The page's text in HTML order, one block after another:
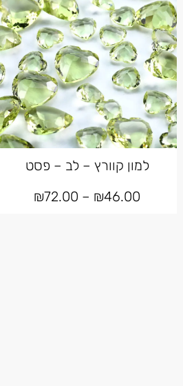
למון קוורץ – לב – פסט
₪46.00
–
₪72.00